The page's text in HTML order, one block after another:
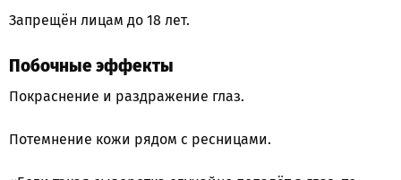
Запрещён лицам до 18 лет.
Побочные эффекты
Покраснение и раздражение глаз.
Потемнение кожи рядом с ресницами.